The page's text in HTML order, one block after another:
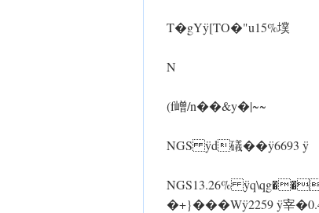
T�gYÿ[TO�"u15%墣
N
(f嶒/n��&y�|~~
NGS ÿd礒��ÿ6693 ÿ
NGS13.26%
�+}��� Wÿ2259 ÿ宰